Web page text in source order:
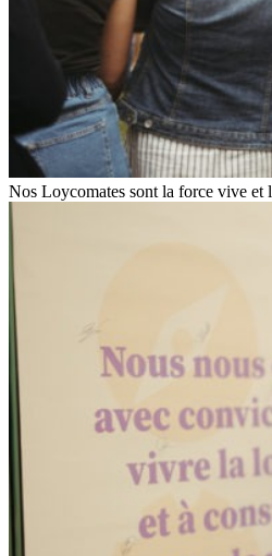
Nos Loycomates sont la force vive et